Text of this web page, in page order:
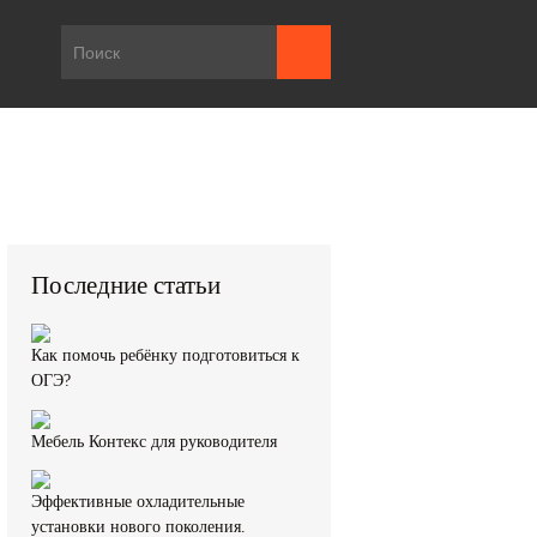
Последние статьи
Как помочь ребёнку подготовиться к
ОГЭ?
Мебель Контекс для руководителя
Эффективные охладительные
установки нового поколения.